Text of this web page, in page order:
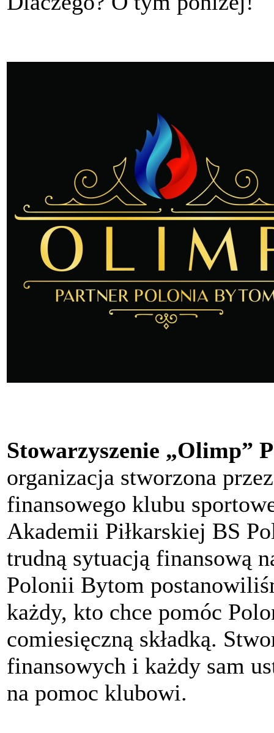
Stowarzyszenie „Olimp”
organizacja stworzona
finansowego klubu
Akademii Piłkarskiej BS
trudną sytuacją finansową
Polonii Bytom
każdy, kto chce pomóc
comiesięczną składką.
finansowych i każdy sam
na pomoc klubowi.